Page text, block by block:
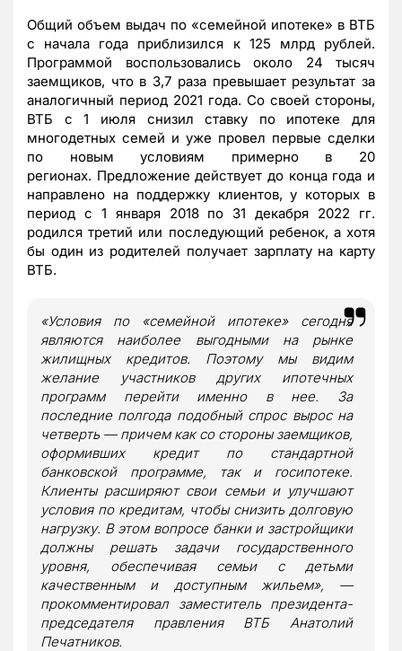
Общий объем выдач по «семейной ипотеке» в ВТБ
с начала года приблизился к 125 млрд рублей.
Программой воспользовались около 24 тысяч
заемщиков, что в 3,7 раза превышает результат за
аналогичный период 2021 года. Со своей стороны,
ВТБ с 1 июля снизил ставку по ипотеке для
многодетных семей и уже провел первые сделки
по новым условиям примерно в 20
регионах. Предложение действует до конца года и
направлено на поддержку клиентов, у которых в
период с 1 января 2018 по 31 декабря 2022 гг.
родился третий или последующий ребенок, а хотя
бы один из родителей получает зарплату на карту
ВТБ.
«Условия по «семейной ипотеке» сегодня
являются наиболее выгодными на рынке
жилищных кредитов. Поэтому мы видим
желание участников других ипотечных
программ перейти именно в нее. За
последние полгода подобный спрос вырос на
четверть — причем как со стороны заемщиков,
оформивших кредит по стандартной
банковской программе, так и госипотеке.
Клиенты расширяют свои семьи и улучшают
условия по кредитам, чтобы снизить долговую
нагрузку. В этом вопросе банки и застройщики
должны решать задачи государственного
уровня, обеспечивая семьи с детьми
качественным и доступным жильем», —
прокомментировал заместитель президента-
председателя правления ВТБ Анатолий
Печатников.